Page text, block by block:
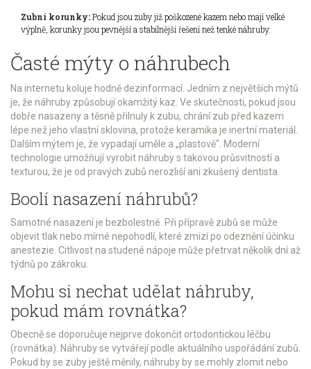
Zubní korunky:Pokud jsou zuby již poškozené kazem nebo mají velké
výplně, korunky jsou pevnější a stabilnější řešení než tenké náhruby.
Časté mýty o náhrubech
Na internetu koluje hodně dezinformací. Jedním z největších mýtů
je, že náhruby způsobují okamžitý kaz. Ve skutečnosti, pokud jsou
dobře nasazeny a těsně přilnuly k zubu, chrání zub před kazem
lépe než jeho vlastní sklovina, protože keramika je inertní materiál.
Dalším mýtem je, že vypadají uměle a „plastově". Moderní
technologie umožňují vyrobit náhruby s takovou průsvitností a
texturou, že je od pravých zubů nerozliší ani zkušený dentista.
Boolí nasazení náhrubů?
Samotné nasazení je bezbolestné. Při přípravě zubů se může
objevit tlak nebo mírné nepohodlí, které zmizí po odeznění účinku
anestezie. Citlivost na studené nápoje může přetrvat několik dní až
týdnů po zákroku.
Mohu si nechat udělat náhruby,
pokud mám rovnátka?
Obecně se doporučuje nejprve dokončit ortodontickou léčbu
(rovnátka). Náhruby se vytvářejí podle aktuálního uspořádání zubů.
Pokud by se zuby ještě měnily, náhruby by se mohly zlomit nebo